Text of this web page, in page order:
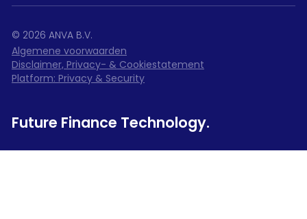
© 2026 ANVA B.V.
Algemene voorwaarden
Disclaimer, Privacy- & Cookiestatement
Platform: Privacy & Security
Future Finance Technology.